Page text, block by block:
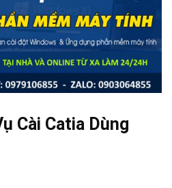
Cài Catia Dùng